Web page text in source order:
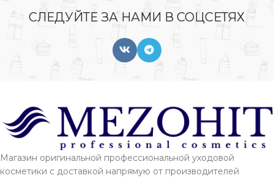
СЛЕДУЙТЕ ЗА НАМИ В СОЦСЕТЯХ
Магазин оригинальной профессиональной уходовой
косметики с доставкой напрямую от производителей